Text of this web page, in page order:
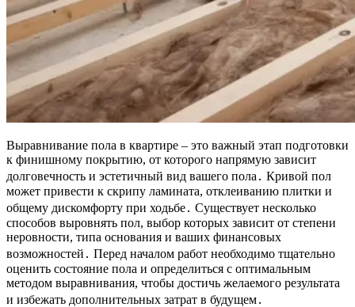
Выравнивание пола в квартире – это важный этап подготовки
к финишному покрытию, от которого напрямую зависит
долговечность и эстетичный вид вашего пола․ Кривой пол
может привести к скрипу ламината, отклеиванию плитки и
общему дискомфорту при ходьбе․ Существует несколько
способов выровнять пол, выбор которых зависит от степени
неровности, типа основания и ваших финансовых
возможностей․ Перед началом работ необходимо тщательно
оценить состояние пола и определиться с оптимальным
методом выравнивания, чтобы достичь желаемого результата
и избежать дополнительных затрат в будущем․